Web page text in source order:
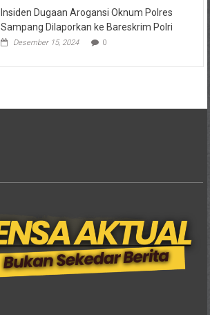
Insiden Dugaan Arogansi Oknum Polres
Sampang Dilaporkan ke Bareskrim Polri
Desember 15, 2024 0